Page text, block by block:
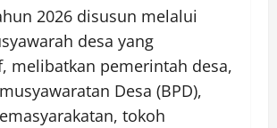
2026 disusun melalui
desa yang
melibatkan pemerintah desa,
Desa (BPD),
tokoh